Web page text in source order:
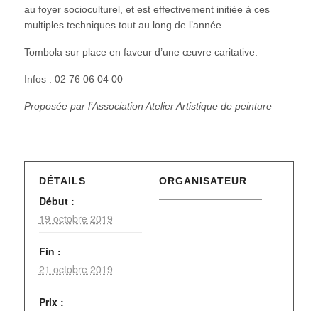
au foyer socioculturel, et est effectivement initiée à ces
multiples techniques tout au long de l’année.
Tombola sur place en faveur d’une œuvre caritative.
Infos : 02 76 06 04 00
Proposée par l’Association Atelier Artistique de peinture
DÉTAILS
Début :
19 octobre 2019
Fin :
21 octobre 2019
Prix :
ORGANISATEUR